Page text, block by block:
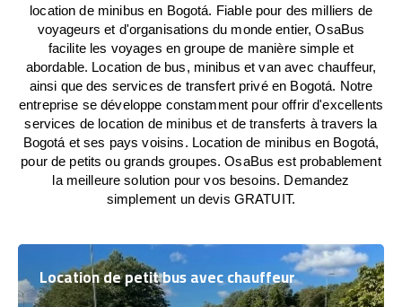
location de minibus en Bogotá. Fiable pour des milliers de
voyageurs et d'organisations du monde entier, OsaBus
facilite les voyages en groupe de manière simple et
abordable. Location de bus, minibus et van avec chauffeur,
ainsi que des services de transfert privé en Bogotá. Notre
entreprise se développe constamment pour offrir d'excellents
services de location de minibus et de transferts à travers la
Bogotá et ses pays voisins. Location de minibus en Bogotá,
pour de petits ou grands groupes. OsaBus est probablement
la meilleure solution pour vos besoins. Demandez
simplement un devis GRATUIT.
Location de petit bus avec chauffeur